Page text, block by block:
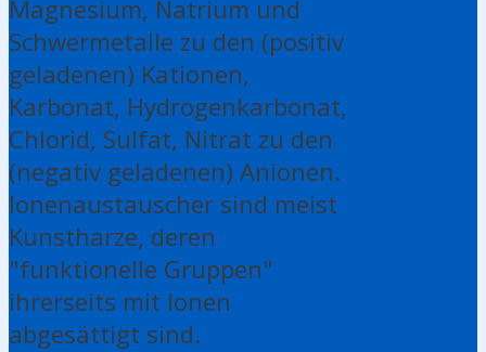
Magnesium, Natrium und
Schwermetalle zu den (positiv
geladenen) Kationen,
Karbonat, Hydrogenkarbonat,
Chlorid, Sulfat, Nitrat zu den
(negativ geladenen) Anionen.
Ionenaustauscher sind meist
Kunstharze, deren
"funktionelle Gruppen"
ihrerseits mit Ionen
abgesättigt sind.